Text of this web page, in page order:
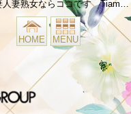
最新情報（リアルタイム速報）｜善通寺若妻人妻熟女ならココです Tiamo善通寺本店(ハートグループ)
MENU
HOME